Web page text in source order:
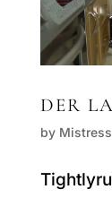
DER
by